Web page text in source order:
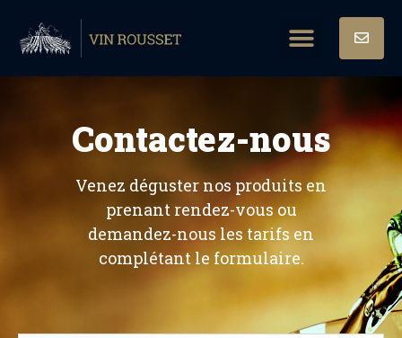
Contactez-nous
Venez déguster nos produits en
prenant rendez-vous ou
demandez-nous les tarifs en
complétant le formulaire.